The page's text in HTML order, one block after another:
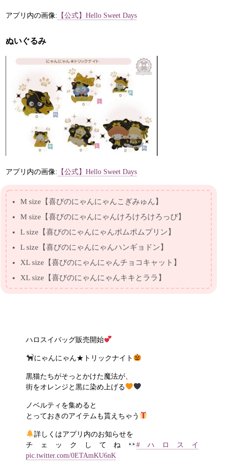
アプリ内の画像: 【公式】Hello Sweet Days
ぬいぐるみ
アプリ内の画像: 【公式】Hello Sweet Days
M size【喜びのにゃんにゃんこぎみゅん】
M size【喜びのにゃんにゃんけろけろけろっぴ】
L size【喜びのにゃんにゃんポムポムプリン】
L size【喜びのにゃんにゃんハンギョドン】
XL size【喜びのにゃんにゃんチョコキャット】
XL size【喜びのにゃんにゃんキキとララ】
ハロスイバッグ販売開始
にゃんにゃん★トリックナイト
黒猫たちがそっとかけた魔法が、
街をオレンジと黒に染め上げる
ノベルティを集めると
とっておきのアイテムも貰えちゃう
詳しくはアプリ内のお知らせを
チェックしてね
#ハロスイ
pic.twitter.com/0ETAmKU6nK